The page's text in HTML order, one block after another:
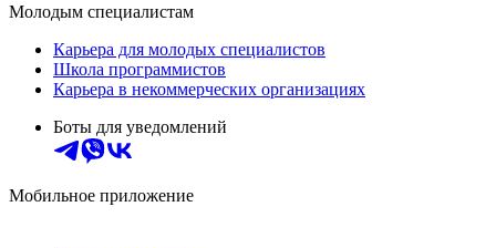
Молодым специалистам
Карьера для молодых специалистов
Школа программистов
Карьера в некоммерческих организациях
Боты для уведомлений
Мобильное приложение